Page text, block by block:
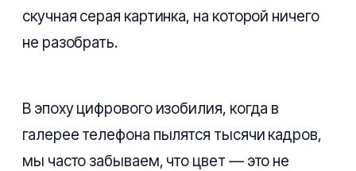
скучная серая картинка, на которой ничего
не разобрать.
В эпоху цифрового изобилия, когда в
галерее телефона пылятся тысячи кадров,
мы часто забываем, что цвет — это не